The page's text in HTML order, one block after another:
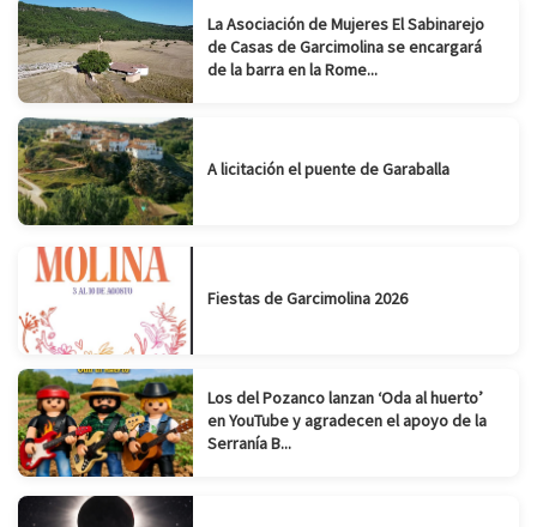
La Asociación de Mujeres El Sabinarejo
de Casas de Garcimolina se encargará
de la barra en la Rome...
A licitación el puente de Garaballa
Fiestas de Garcimolina 2026
Los del Pozanco lanzan ‘Oda al huerto’
en YouTube y agradecen el apoyo de la
Serranía B...